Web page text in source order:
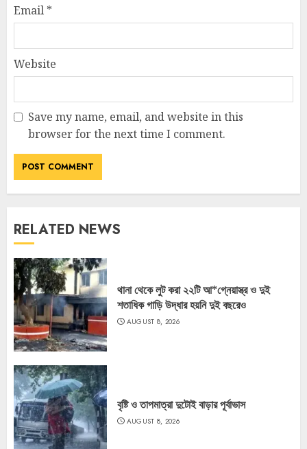
Email *
Website
Save my name, email, and website in this
browser for the next time I comment.
RELATED NEWS
থানা থেকে লুট করা ২২টি আ*গ্নেয়াস্ত্র ও দুই
শতাধিক গাড়ি উদ্ধার হয়নি দুই বছরেও
AUGUST 8, 2026
বৃষ্টি ও তাপমাত্রা দুটোই বাড়ার পূর্বাভাস
AUGUST 8, 2026